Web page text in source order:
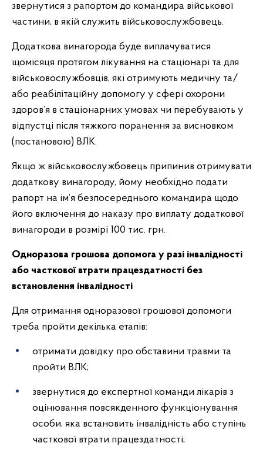
звернутися з рапортом до командира військової
частини, в якій служить військовослужбовець.
Додаткова винагорода буде виплачуватися
щомісяця протягом лікування на стаціонарі та для
військовослужбовців, які отримують медичну та/
або реабілітаційну допомогу у сфері охорони
здоров’я в стаціонарних умовах чи перебувають у
відпустці після тяжкого поранення за висновком
(постановою) ВЛК.
Якщо ж військовослужбовець припинив отримувати
додаткову винагороду, йому необхідно подати
рапорт на ім’я безпосереднього командира щодо
його включення до наказу про виплату додаткової
винагороди в розмірі 100 тис. грн.
Одноразова грошова допомога у разі інвалідності
або часткової втрати працездатності без
встановлення інвалідності
Для отримання одноразової грошової допомоги
треба пройти декілька етапів:
отримати довідку про обставини травми та
пройти ВЛК;
звернутися до експертної команди лікарів з
оцінювання повсякденного функціонування
особи, яка встановить інвалідність або ступінь
часткової втрати працездатності;